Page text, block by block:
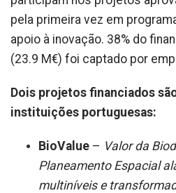
pela primeira vez em
apoio à inovação. 38% do
(23.9 M€) foi captado por
Dois projetos financiados
instituições portuguesas:
BioValue – Valor da
Planeamento Espacial
multiníveis e